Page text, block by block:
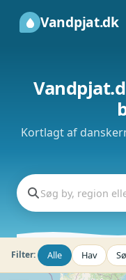
Vandpjat.dk
Kortlagt af
Filter: Alle Hav Sø